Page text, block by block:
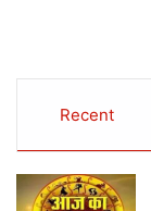
Recent